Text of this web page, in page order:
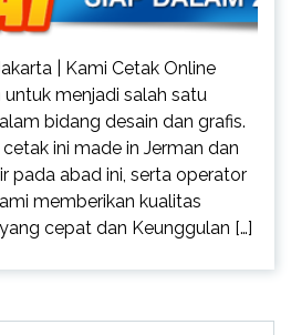
| Kami Cetak Online
menjadi salah satu
bidang desain dan grafis.
ini made in Jerman dan
pada abad ini, serta operator
memberikan kualitas
cepat dan Keunggulan […]